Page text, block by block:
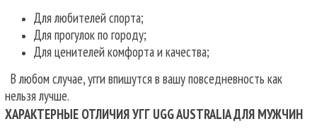
Для любителей спорта;
Для прогулок по городу;
Для ценителей комфорта и качества;
В любом случае, угги впишутся в вашу повседневность как
нельзя лучше.
ХАРАКТЕРНЫЕ ОТЛИЧИЯ УГГ UGG AUSTRALIA ДЛЯ МУЖЧИН